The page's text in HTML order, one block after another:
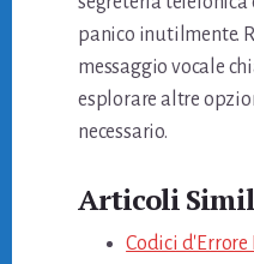
panico inutilmente.
messaggio vocale
esplorare altre
necessario.
Articoli
Codici d'Errore